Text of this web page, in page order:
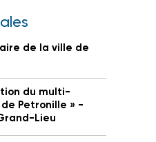
de la ville de
du multi-
Petronille » -
Lieu